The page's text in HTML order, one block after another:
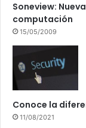
Soneview:
computación
15/05/2009
Conoce la
11/08/2021